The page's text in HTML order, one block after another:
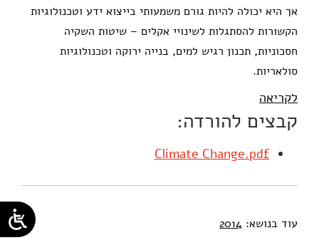
אך היא יכולה להיות גורם משמעותי בייצוא ידע וטכנולוגיות
הקשורות להסתגלות לשינויי אקלים – שיטות השקיה
חסכוניות, תכנון רגיש למים, בנייה ירוקה וטכנולוגיות
סולאריות.
לקריאה
קבצים להורדה:
Climate Change.pdf
עוד בנושא: 2014